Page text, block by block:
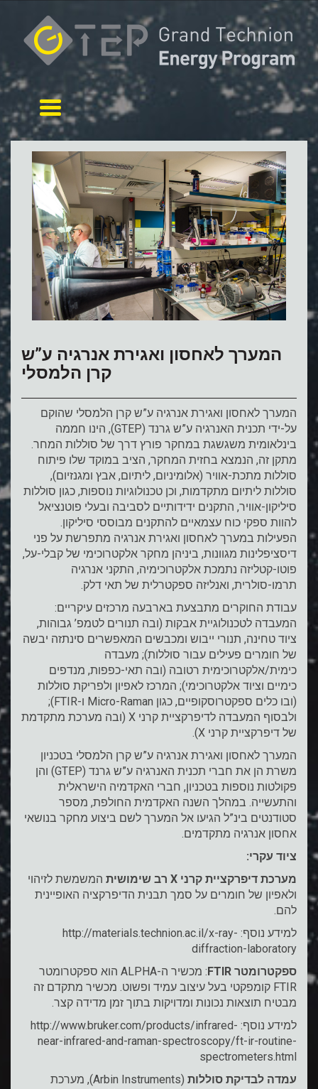
Toggle navigation
המערך לאחסון ואגירת אנרגיה ע”ש
קרן הלמסלי
המערך לאחסון ואגירת אנרגיה ע”ש קרן הלמסלי שהוקם
על-ידי תכנית האנרגיה ע”ש גרנד (GTEP), הינו חממה
בינלאומית משגשגת במחקר פורץ דרך של סוללות המחר.
מתקן זה, הנמצא בחזית המחקר, הציב במוקד שלו פיתוח
סוללות מתכת-אוויר (אלומיניום, ליתיום, אבץ ומגנזיום),
סוללות ליתיום מתקדמות, וכן טכנולוגיות נוספות, כגון סוללות
סיליקון-אוויר, התקנים ידידותיים לסביבה ובעלי פוטנציאל
להוות ספקי כוח עצמאיים להתקנים מבוססי סיליקון.
הפעילות במערך לאחסון ואגירת אנרגיה מתפרשת על פני
דיסציפלינות מגוונות, ביניהן מחקר אלקטרוכימי של קבלי-על,
פוטו-קטליזה נתמכת אלקטרוכימיה, התקני אנרגיה
תרמו-סולרית, ואנליזה ספקטרלית של תאי דלק.
עבודת החוקרים מתבצעת בארבעה מרכזים עיקריים:
המעבדה לטכנולוגיית אבקות (ובה תנורים לטמפ’ גבוהות,
ציוד טחינה, תנורי ייבוש ומכבשים המאפשרים סינתזה יבשה
של חומרים פעילים עבור סוללות); מעבדה
כימית/אלקטרוכימית רטובה (ובה תאי-כפפות, מנדפים
כימיים וציוד אלקטרוכימי); המרכז לאפיון ולפריקת סוללות
(ובו כלים ספקטרוסקופיים, כגון Micro-Raman ו-FTIR);
ולבסוף המעבדה לדיפרקציית קרני X (ובה מערכת מתקדמת
של דיפרקציית קרני X).
המערך לאחסון ואגירת אנרגיה ע”ש קרן הלמסלי בטכניון
משרת הן את חברי תכנית האנרגיה ע”ש גרנד (GTEP) והן
פקולטות נוספות בטכניון, חברי האקדמיה הישראלית
והתעשייה. במהלך השנה האקדמית החולפת, מספר
סטודנטים בינ”ל הגיעו אל המערך לשם ביצוע מחקר בנושאי
אחסון אנרגיה מתקדמים.
ציוד עקרי:
מערכת דיפרקציית קרני X רב שימושית
המשמשת לזיהוי
ולאפיון של חומרים על סמך תבנית הדיפרקציה האופיינית
להם.
למידע נוסף: http://materials.technion.ac.il/x-ray-
diffraction-laboratory
ספקטרומטר FTIR
: מכשיר ה-ALPHA הוא ספקטרומטר
FTIR קומפקטי בעל עיצוב עמיד ופשוט. מכשיר מתקדם זה
מבטיח תוצאות נכונות ומדויקות בתוך זמן מדידה קצר.
למידע נוסף: http://www.bruker.com/products/infrared-
near-infrared-and-raman-spectroscopy/ft-ir-routine-
spectrometers.html
עמדה לבדיקת סוללות
(Arbin Instruments), מערכת